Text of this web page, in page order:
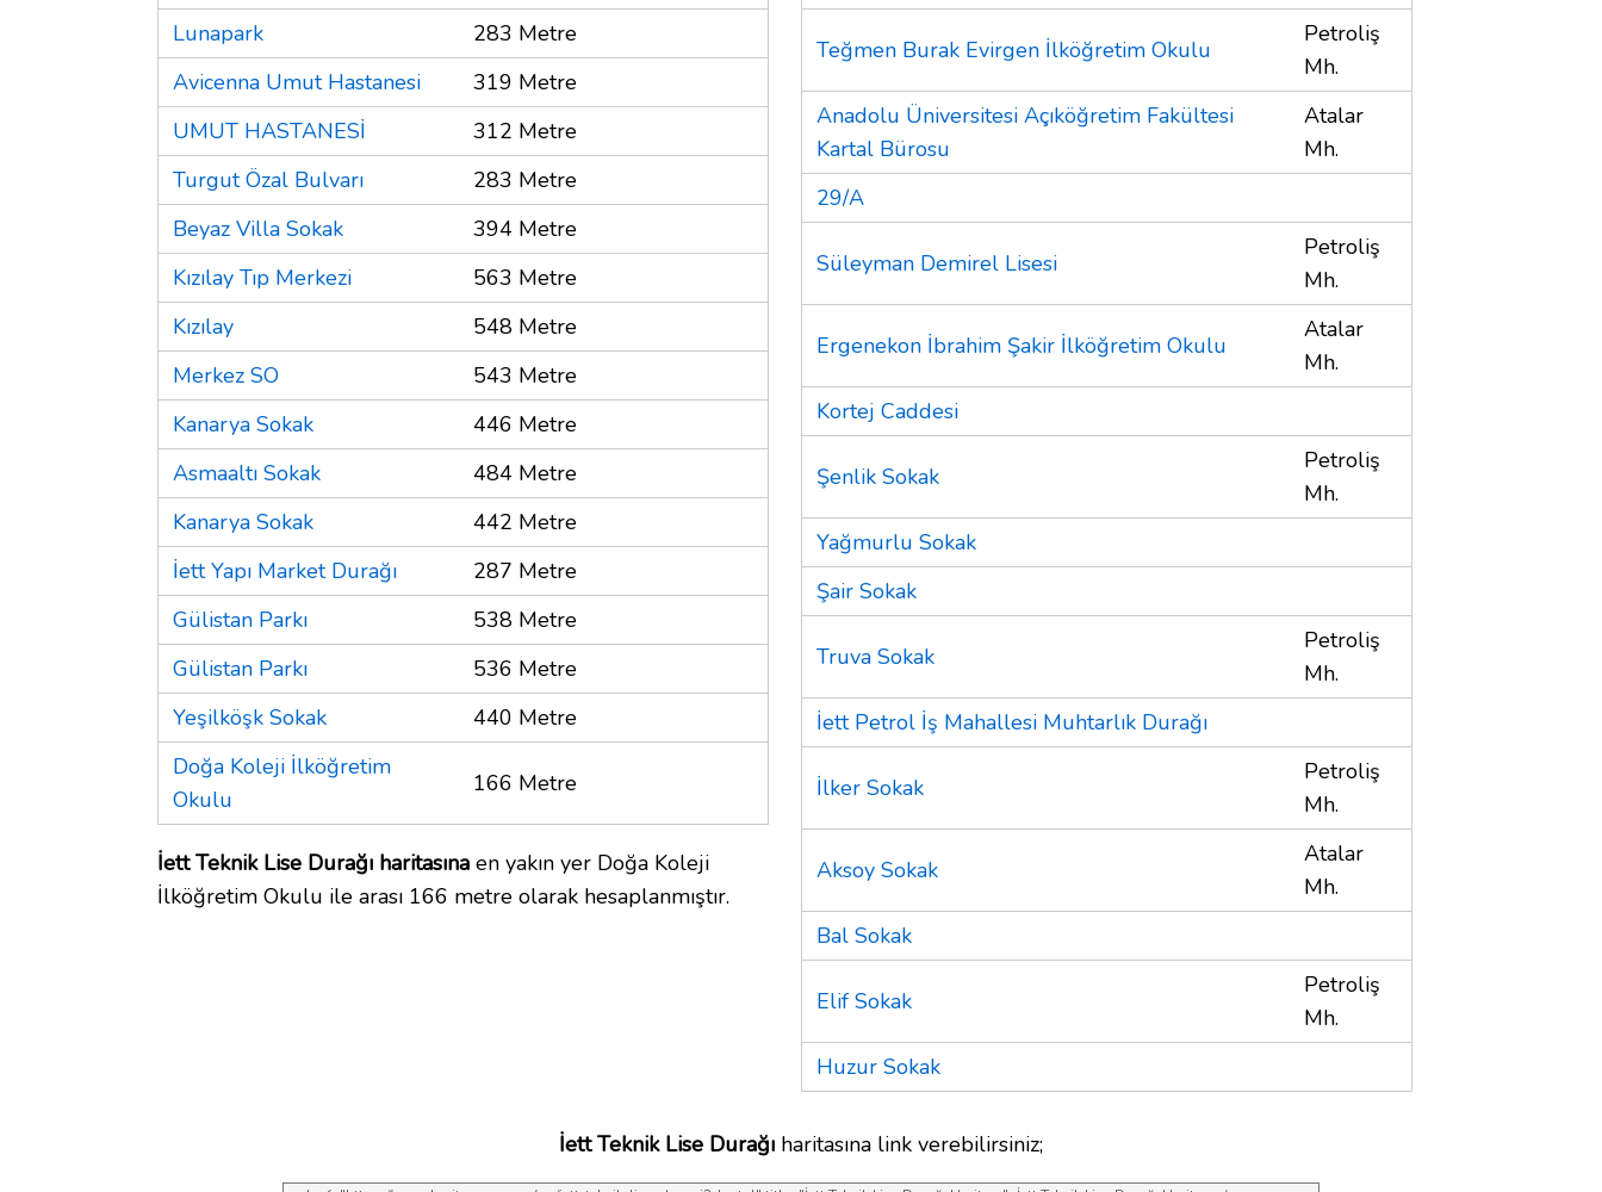
Lunapark
283 Metre
Avicenna Umut Hastanesi
319 Metre
UMUT HASTANESİ
312 Metre
Turgut Özal Bulvarı
283 Metre
Beyaz Villa Sokak
394 Metre
Kızılay Tıp Merkezi
563 Metre
Kızılay
548 Metre
Merkez SO
543 Metre
Kanarya Sokak
446 Metre
Asmaaltı Sokak
484 Metre
Kanarya Sokak
442 Metre
İett Yapı Market Durağı
287 Metre
Gülistan Parkı
538 Metre
Gülistan Parkı
536 Metre
Yeşilköşk Sokak
440 Metre
Doğa Koleji İlköğretim
Okulu
166 Metre
İett Teknik Lise Durağı haritasına en yakın yer Doğa Koleji
İlköğretim Okulu ile arası 166 metre olarak hesaplanmıştır.
Teğmen Burak Evirgen İlköğretim Okulu
Petroliş
Mh.
Anadolu Üniversitesi Açıköğretim Fakültesi
Kartal Bürosu
Atalar
Mh.
29/A
Süleyman Demirel Lisesi
Petroliş
Mh.
Ergenekon İbrahim Şakir İlköğretim Okulu
Atalar
Mh.
Kortej Caddesi
Şenlik Sokak
Petroliş
Mh.
Yağmurlu Sokak
Şair Sokak
Truva Sokak
Petroliş
Mh.
İett Petrol İş Mahallesi Muhtarlık Durağı
İlker Sokak
Petroliş
Mh.
Aksoy Sokak
Atalar
Mh.
Bal Sokak
Elif Sokak
Petroliş
Mh.
Huzur Sokak
İett Teknik Lise Durağı haritasına link verebilirsiniz;